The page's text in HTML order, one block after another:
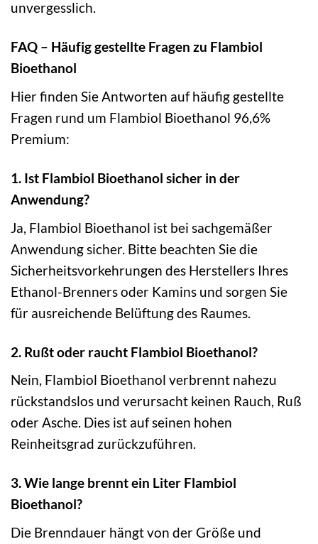
unvergesslich.
FAQ – Häufig gestellte Fragen zu Flambiol
Bioethanol
Hier finden Sie Antworten auf häufig gestellte
Fragen rund um Flambiol Bioethanol 96,6%
Premium:
1. Ist Flambiol Bioethanol sicher in der
Anwendung?
Ja, Flambiol Bioethanol ist bei sachgemäßer
Anwendung sicher. Bitte beachten Sie die
Sicherheitsvorkehrungen des Herstellers Ihres
Ethanol-Brenners oder Kamins und sorgen Sie
für ausreichende Belüftung des Raumes.
2. Rußt oder raucht Flambiol Bioethanol?
Nein, Flambiol Bioethanol verbrennt nahezu
rückstandslos und verursacht keinen Rauch, Ruß
oder Asche. Dies ist auf seinen hohen
Reinheitsgrad zurückzuführen.
3. Wie lange brennt ein Liter Flambiol
Bioethanol?
Die Brenndauer hängt von der Größe und